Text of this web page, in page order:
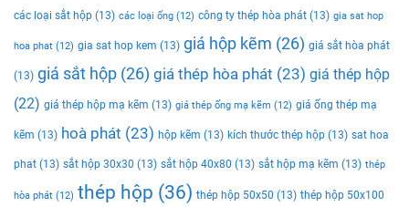
các loại sắt hộp (13) các loại ống (12) công ty thép hòa phát (13) gia sat hop
hoa phat (12) gia sat hop kem (13) giá hộp kẽm (26) giá sắt hòa phát
(13) giá sắt hộp (26) giá thép hòa phát (23) giá thép hộp
(22) giá thép hộp mạ kẽm (13) giá thép ống mạ kẽm (12) giá ống thép mạ
kẽm (13) hoà phát (23) hộp kẽm (13) kích thước thép hộp (13) sat hoa
phat (13) sắt hộp 30x30 (13) sắt hộp 40x80 (13) sắt hộp mạ kẽm (13) thép
hòa phát (12) thép hộp (36) thép hộp 50x50 (13) thép hộp 50x100